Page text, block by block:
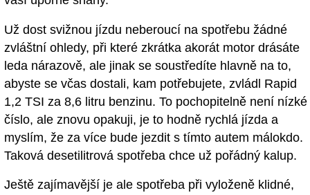
Už dost svižnou jízdu neberoucí na spotřebu žádné
zvláštní ohledy, při které zkrátka akorát motor drásáte
leda nárazově, ale jinak se soustředíte hlavně na to,
abyste se včas dostali, kam potřebujete, zvládl Rapid
1,2 TSI za 8,6 litru benzinu. To pochopitelně není nízké
číslo, ale znovu opakuji, je to hodně rychlá jízda a
myslím, že za více bude jezdit s tímto autem málokdo.
Taková desetilitrová spotřeba chce už pořádný kalup.
Ještě zajímavější je ale spotřeba při vyloženě klidné,